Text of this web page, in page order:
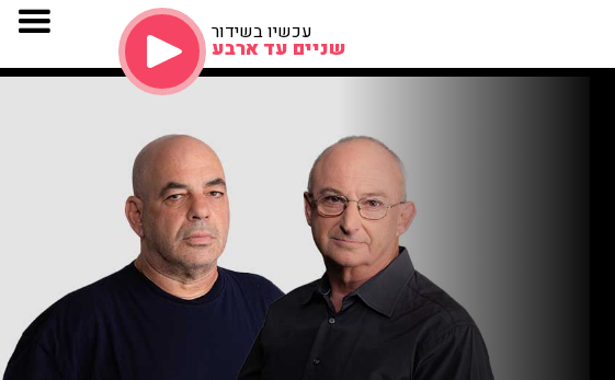
עכשיו בשידור
שניים עד ארבע